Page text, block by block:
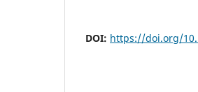
DOI: https://doi.org/